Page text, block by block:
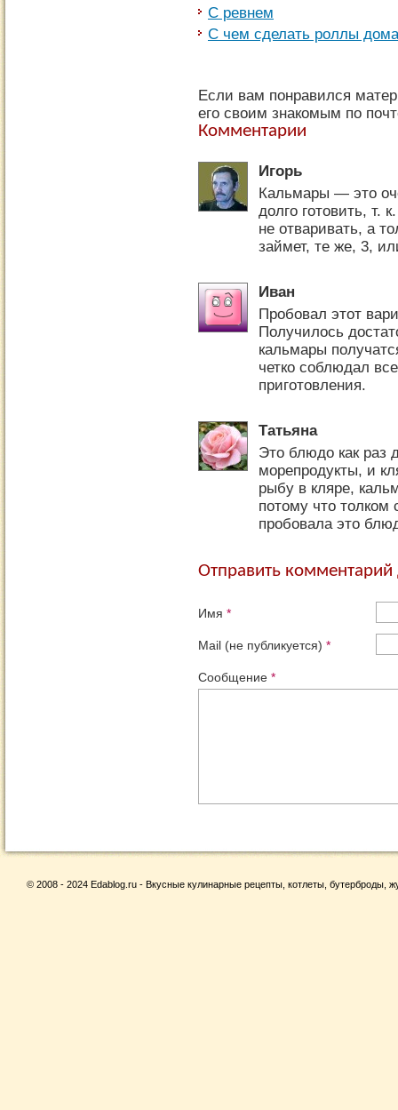
С ревнем
С чем сделать роллы дома
Если вам понравился
его своим знакомым по
Комментарии
Игорь
Кальмары — это
долго готовить, т.
не отваривать, а
займет, те же, 3,
Иван
Пробовал этот
Получилось
кальмары
четко соблюдал
приготовления.
Татьяна
Это блюдо как
морепродукты, и
рыбу в кляре,
потому что
пробовала это
Отправить
Имя *
Mail (не публикуется) *
Сообщение *
© 2008 - 2024 Edablog.ru - Вкусные кулинарные рецепты, котлеты, бутерброды,